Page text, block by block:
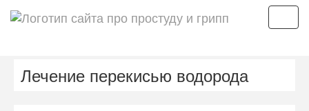
Лечение перекисью водорода